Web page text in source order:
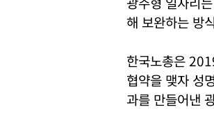
해 보완하는 방
한국노총은
협약을 맺자 성
과를 만들어낸